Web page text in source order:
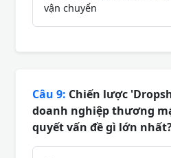
vận chuyển
Câu 9: Chiến lược
doanh nghiệp thương
quyết vấn đề gì lớn